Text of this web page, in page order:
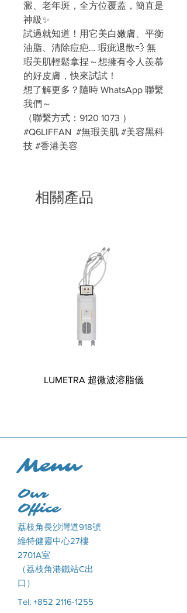
澱、老年斑，全方位覆蓋，簡直是
神級✨
試過就知道！用它美白嫩膚、平衡
油脂、清除痘疤… 瑕疵退散💨 無
瑕美肌輕鬆拿捏～想擁有令人羨慕
的好皮膚，快來試試！
想了解更多？隨時 WhatsApp 聯繫
我們～
（聯繫方式：9120 1073 ）
#Q6LIFFAN  #無瑕美肌 #美容黑科
技 #香港美容
相關產品
LUMETRA 超微波溶脂儀
Menu
Our
Office
荔枝角長沙灣道918號
維特健靈中心27樓
2701A室
（荔枝角港鐵站C出
口）
Tel: +852 2116-1255